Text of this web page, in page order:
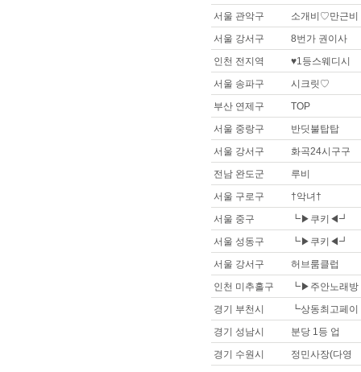
서울 관악구
소개비♡만근비
서울 강서구
8번가 권이사
인천 전지역
♥1등스웨디시
서울 송파구
시크릿♡
부산 연제구
TOP
서울 중랑구
반딧불탑탑
서울 강서구
화곡24시구구
전남 완도군
루비
서울 구로구
†악녀†
서울 중구
┗▶쿠키◀┛
서울 성동구
┗▶쿠키◀┛
서울 강서구
허브룸클럽
인천 미추홀구
┗▶주안노래방
경기 부천시
┗상동최고페이
경기 성남시
분당 1등 업
경기 수원시
정민사장(다영